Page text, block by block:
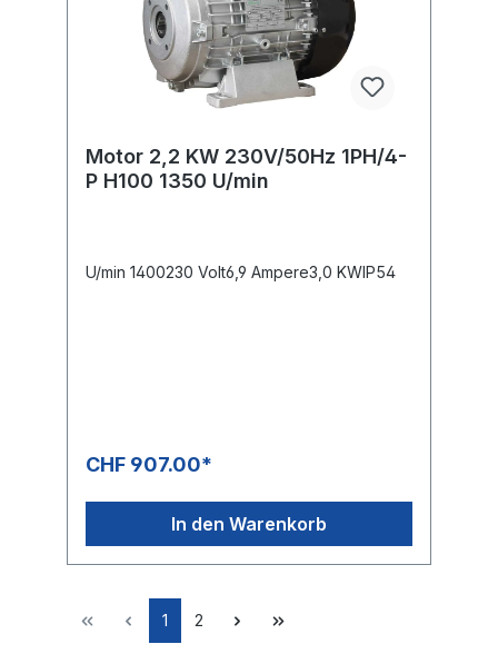
Motor 2,2 KW 230V/50Hz 1PH/4-
P H100 1350 U/min
U/min 1400230 Volt6,9 Ampere3,0 KWIP54
CHF 907.00*
In den Warenkorb
1 2